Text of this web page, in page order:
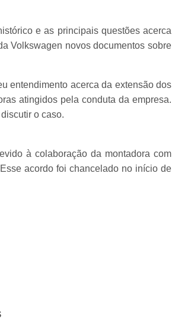
e as principais questões acerca
Volkswagen novos documentos sobre
entendimento acerca da extensão dos
atingidos pela conduta da empresa.
o caso.
à colaboração da montadora com
acordo foi chancelado no início de